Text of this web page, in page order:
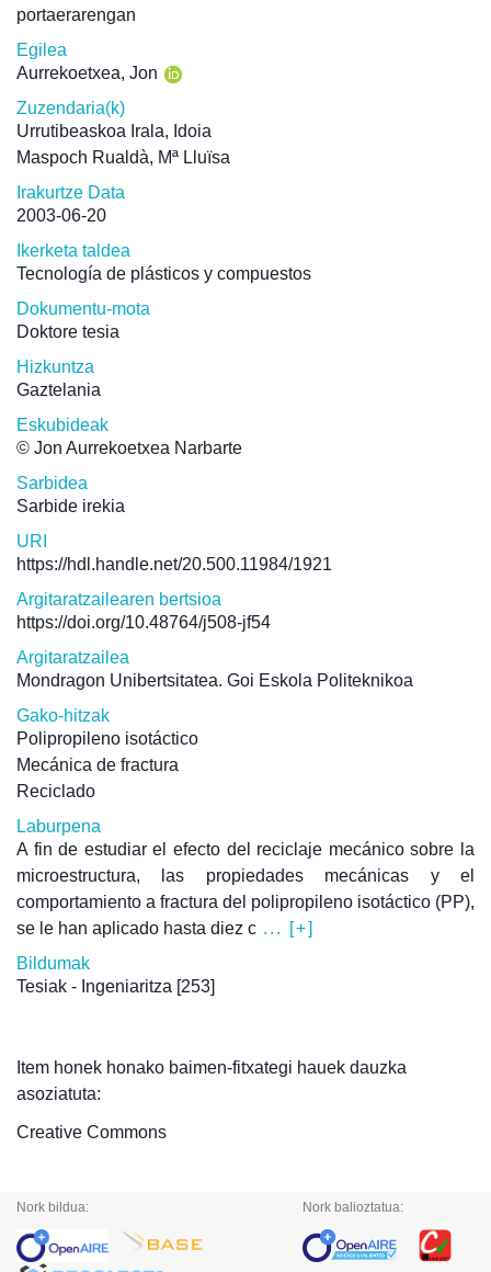
portaerarengan
Egilea
Aurrekoetxea, Jon
Zuzendaria(k)
Urrutibeaskoa Irala, Idoia
Maspoch Rualdà, Mª Lluïsa
Irakurtze Data
2003-06-20
Ikerketa taldea
Tecnología de plásticos y compuestos
Dokumentu-mota
Doktore tesia
Hizkuntza
Gaztelania
Eskubideak
© Jon Aurrekoetxea Narbarte
Sarbidea
Sarbide irekia
URI
https://hdl.handle.net/20.500.11984/1921
Argitaratzailearen bertsioa
https://doi.org/10.48764/j508-jf54
Argitaratzailea
Mondragon Unibertsitatea. Goi Eskola Politeknikoa
Gako-hitzak
Polipropileno isotáctico
Mecánica de fractura
Reciclado
Laburpena
A fin de estudiar el efecto del reciclaje mecánico sobre la
microestructura, las propiedades mecánicas y el
comportamiento a fractura del polipropileno isotáctico (PP),
se le han aplicado hasta diez c ... [+]
Bildumak
Tesiak - Ingeniaritza [253]
Item honek honako baimen-fitxategi hauek dauzka
asoziatuta:
Creative Commons
Nork bildua: Nork balioztatua: